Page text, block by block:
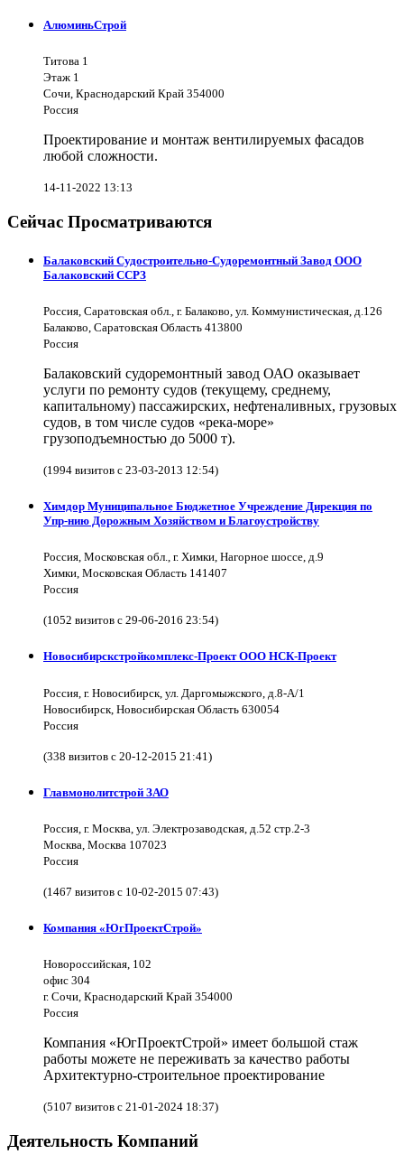
АлюминьСтрой
Титова 1
Этаж 1
Сочи, Краснодарский Край 354000
Россия
Проектирование и монтаж вентилируемых фасадов
любой сложности.
14-11-2022 13:13
Сейчас Просматриваются
Балаковский Судостроительно-Судоремонтный Завод ООО
Балаковский ССРЗ
Россия, Саратовская обл., г. Балаково, ул. Коммунистическая, д.126
Балаково, Саратовская Область 413800
Россия
Балаковский судоремонтный завод ОАО оказывает
услуги по ремонту судов (текущему, среднему,
капитальному) пассажирских, нефтеналивных, грузовых
судов, в том числе судов «река-море»
грузоподъемностью до 5000 т).
(1994 визитов с 23-03-2013 12:54)
Химдор Муниципальное Бюджетное Учреждение Дирекция по
Упр-нию Дорожным Хозяйством и Благоустройству
Россия, Московская обл., г. Химки, Нагорное шоссе, д.9
Химки, Московская Область 141407
Россия
(1052 визитов с 29-06-2016 23:54)
Новосибирскстройкомплекс-Проект ООО НСК-Проект
Россия, г. Новосибирск, ул. Даргомыжского, д.8-А/1
Новосибирск, Новосибирская Область 630054
Россия
(338 визитов с 20-12-2015 21:41)
Главмонолитстрой ЗАО
Россия, г. Москва, ул. Электрозаводская, д.52 стр.2-3
Москва, Москва 107023
Россия
(1467 визитов с 10-02-2015 07:43)
Компания «ЮгПроектСтрой»
Новороссийская, 102
офис 304
г. Сочи, Краснодарский Край 354000
Россия
Компания «ЮгПроектСтрой» имеет большой стаж
работы можете не переживать за качество работы
Архитектурно-строительное проектирование
(5107 визитов с 21-01-2024 18:37)
Деятельность Компаний